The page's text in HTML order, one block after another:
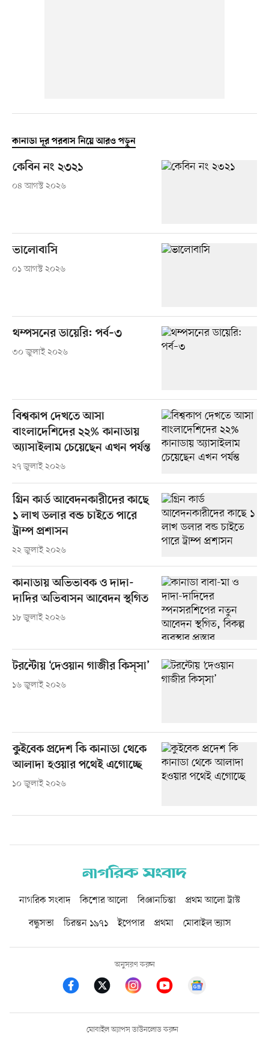
কানাডা দূর পরবাস নিয়ে আরও পড়ুন
কেবিন নং ২৩২১
০৪ আগস্ট ২০২৬
ভালোবাসি
০১ আগস্ট ২০২৬
থম্পসনের ডায়েরি: পর্ব–৩
৩০ জুলাই ২০২৬
বিশ্বকাপ দেখতে আসা
বাংলাদেশিদের ২২% কানাডায়
অ্যাসাইলাম চেয়েছেন এখন পর্যন্ত
২৭ জুলাই ২০২৬
গ্রিন কার্ড আবেদনকারীদের কাছে
১ লাখ ডলার বন্ড চাইতে পারে
ট্রাম্প প্রশাসন
২২ জুলাই ২০২৬
কানাডায় অভিভাবক ও দাদা-
দাদির অভিবাসন আবেদন স্থগিত
১৮ জুলাই ২০২৬
টরন্টোয় ‘দেওয়ান গাজীর কিস্‌সা’
১৬ জুলাই ২০২৬
কুইবেক প্রদেশ কি কানাডা থেকে
আলাদা হওয়ার পথেই এগোচ্ছে
১০ জুলাই ২০২৬
নাগরিক সংবাদ কিশোর আলো বিজ্ঞানচিন্তা
প্রথম আলো ট্রাস্ট
বন্ধুসভা
চিরন্তন ১৯৭১ ইপেপার প্রথমা মোবাইল ভ্যাস
অনুসরণ করুন
মোবাইল অ্যাপস ডাউনলোড করুন